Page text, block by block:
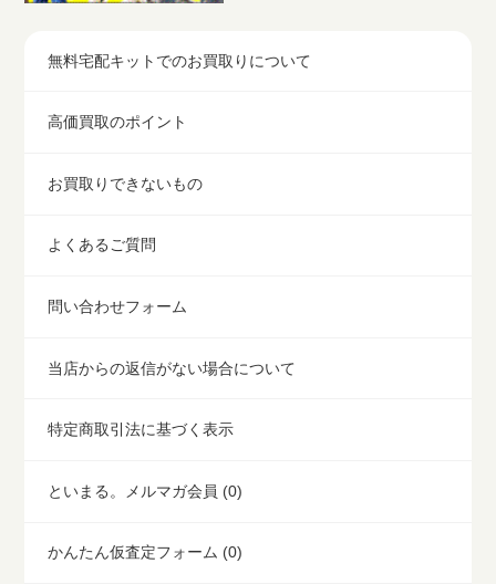
無料宅配キットでのお買取りについて
高価買取のポイント
お買取りできないもの
よくあるご質問
問い合わせフォーム
当店からの返信がない場合について
特定商取引法に基づく表示
といまる。メルマガ会員 (0)
かんたん仮査定フォーム (0)